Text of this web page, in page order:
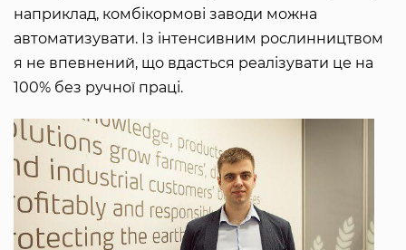
наприклад, комбікормові заводи можна
автоматизувати. Із інтенсивним рослинництвом
я не впевнений, що вдасться реалізувати це на
100% без ручної праці.